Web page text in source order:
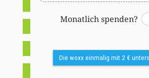
Monatlich spenden?
Switch
Die woxx einmalig mit 2 €